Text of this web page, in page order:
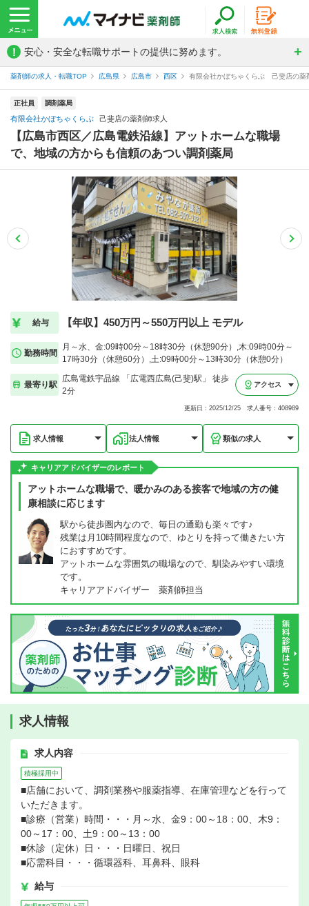
! 安心・安全な転職サポートの提供に努めます。
薬剤師の求人・転職TOP 広島県 広島市 西区 有限会社かぼちゃくらぶ 己斐店の薬
正社員 調剤薬局
有限会社かぼちゃくらぶ 己斐店の薬剤師求人
【広島市西区／広島電鉄沿線】アットホームな職場
で、地域の方からも信頼のあつい調剤薬局
給与 【年収】450万円～550万円以上 モデル
勤務時間
月～水、金:09時00分～18時30分（休憩90分）,木:09時00分～
17時30分（休憩60分）,土:09時00分～13時30分（休憩0分）
最寄り駅
広島電鉄宇品線 「広電西広島(己斐)駅」 徒歩
2分
アクセス
更新日：2025/12/25 求人番号：408989
求人情報 法人情報 類似の求人
キャリアアドバイザーのレポート
アットホームな職場で、暖かみのある接客で地域の方の健
康相談に応じます
駅から徒歩圏内なので、毎日の通勤も楽々です♪
残業は月10時間程度なので、ゆとりを持って働きたい方
におすすめです。
アットホームな雰囲気の職場なので、馴染みやすい環境
です。
キャリアアドバイザー 薬剤師担当
求人情報
求人内容
積極採用中
■店舗において、調剤業務や服薬指導、在庫管理などを行って
いただきます。
■診療（営業）時間・・・月～水、金9：00～18：00、木9：
00～17：00、土9：00～13：00
■休診（定休）日・・・日曜日、祝日
■応需科目・・・循環器科、耳鼻科、眼科
給与